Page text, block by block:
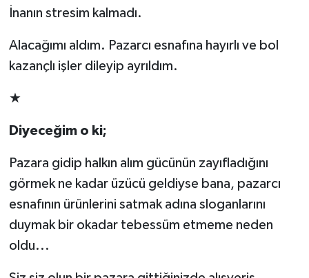
İnanın stresim kalmadı.
Alacağımı aldım. Pazarcı esnafına hayırlı ve bol
kazançlı işler dileyip ayrıldım.
★
Diyeceğim o ki;
Pazara gidip halkın alım gücünün zayıfladığını
görmek ne kadar üzücü geldiyse bana, pazarcı
esnafının ürünlerini satmak adına sloganlarını
duymak bir okadar tebessüm etmeme neden
oldu...